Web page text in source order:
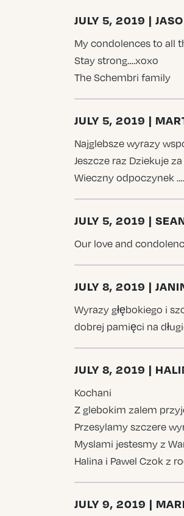
JULY 5, 2019 |
My condolences to all
Stay strong….xoxo
The Schembri family
JULY 5, 2019 |
Najglebsze wyrazy
Jeszcze raz Dziekuje
Wieczny odpoczynek ….
JULY 5, 2019 |
Our love and
JULY 8, 2019 |
Wyrazy głębokiego i
dobrej pamięci na
JULY 8, 2019 |
Kochani
Z glebokim zalem
Przesylamy szczere
Myslami jestesmy z
Halina i Pawel Czok z
JULY 9, 2019 |